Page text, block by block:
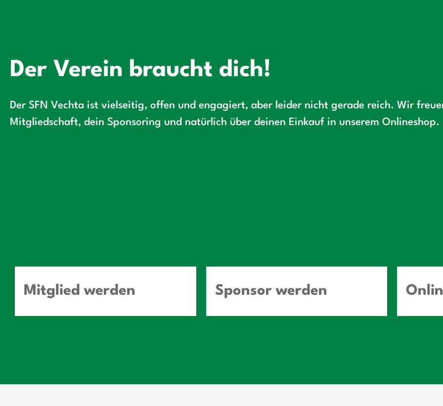
Der Verein braucht dich!
Der SFN Vechta ist vielseitig, offen und engagiert, aber leider nicht gerade reich. Wir
Mitgliedschaft, dein Sponsoring und natürlich über deinen Einkauf in unserem Onlineshop.
Mitglied werden Sponsor werden